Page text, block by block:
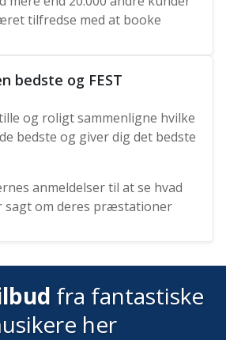
tilfredse med at booke
bedste og FEST
og roligt sammenligne hvilke
bedste og giver dig det bedste
anmeldelser til at se hvad
sagt om deres præstationer
fra fantastiske
her